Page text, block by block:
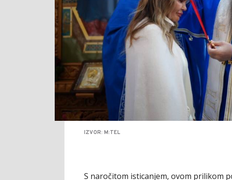
IZVOR: M:TEL
S naročitom isticanjem, ovom prilikom